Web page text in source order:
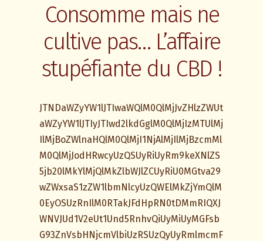
Consomme mais ne
cultive pas… L’affaire
stupéfiante du CBD !
JTNDaWZyYW1lJTIwaWQlM0QlMjJvZHlzZWUt
aWZyYW1lJTIyJTIwd2lkdGglM0QlMjIzMTUlMj
IlMjBoZWlnaHQlM0QlMjI1NjAlMjIlMjBzcmMl
M0QlMjJodHRwcyUzQSUyRiUyRm9keXNlZS
5jb20lMkYlMjQlMkZlbWJlZCUyRiU0MGtva29
wZWxsaS1zZW1lbmNlcyUzQWElMkZjYmQlM
0EyOSUzRnIlM0RTakJFdHpRN0tDMmRIQXJ
WNVJUd1V2eUt1Und5RnhvQiUyMiUyMGFsb
G93ZnVsbHNjcmVlbiUzRSUzQyUyRmlmcmF